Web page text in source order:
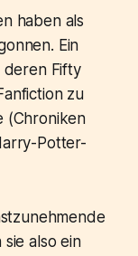
haben als
Ein
deren Fifty
zu
(Chroniken
Potter-
also ein